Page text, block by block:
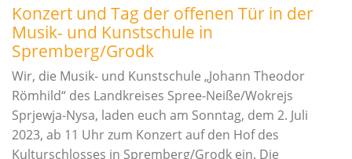
Tanz
Ensemble- und Ergänzungsfächer
Talentförderung und Studienvorbereitende
Ausbildung
Wettbewerbe
Jugend musiziert
Konzert und Tag der offenen Tür in der
Musik- und Kunstschule in
Spremberg/Grodk
Wir, die Musik- und Kunstschule „Johann Theodor
Römhild“ des Landkreises Spree-Neiße/Wokrejs
Sprjewja-Nysa, laden euch am Sonntag, dem 2. Juli
2023, ab 11 Uhr zum Konzert auf den Hof des
Kulturschlosses in Spremberg/Grodk ein. Die